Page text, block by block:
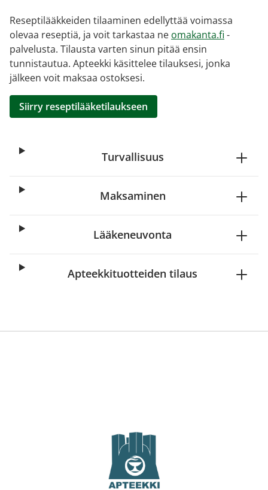
Reseptilääkkeiden tilaaminen edellyttää voimassa
olevaa reseptiä, ja voit tarkastaa ne omakanta.fi -
palvelusta. Tilausta varten sinun pitää ensin
tunnistautua. Apteekki käsittelee tilauksesi, jonka
jälkeen voit maksaa ostoksesi.
Siirry reseptilääketilaukseen
Turvallisuus
Maksaminen
Lääkeneuvonta
Apteekkituotteiden tilaus